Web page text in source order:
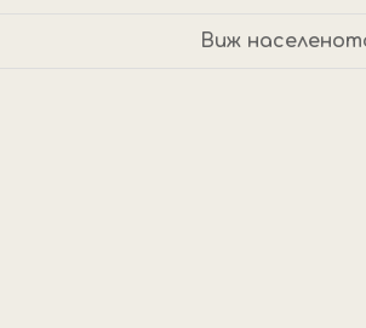
Виж